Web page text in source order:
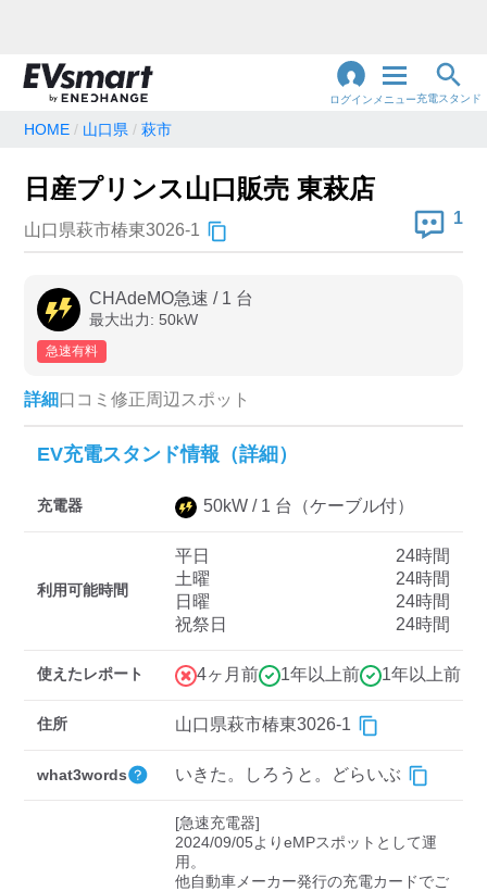
ログイン メニュー充電スタンド
地名・観光スポット・住所で検索
充電器の種類
急速充電器のみ表示
高速道路上のみ表示
認証システム
三菱ディーラーを表示
日産ディーラーを表示
示
充電器の出力
中速-20kW-以上
HOME 山口県 萩市
日産プリンス山口販売 東萩店
山口県萩市椿東3026-1
1
CHAdeMO急速 / 1 台
最大出力: 50kW
急速有料
詳細口コミ 修正周辺スポット
EV充電スタンド情報（詳細）
充電器 50kW / 1 台 （ケーブル付）
利用可能時間
平日
24時間
土曜
24時間
日曜
24時間
祝祭日
24時間
使えたレポート 4ヶ月前 1年以上前 1年以上前
住所 山口県萩市椿東3026-1
what3words いきた。しろうと。どらいぶ
[急速充電器]
2024/09/05よりeMPスポットとして運
用。
他自動車メーカー発行の充電カードでご